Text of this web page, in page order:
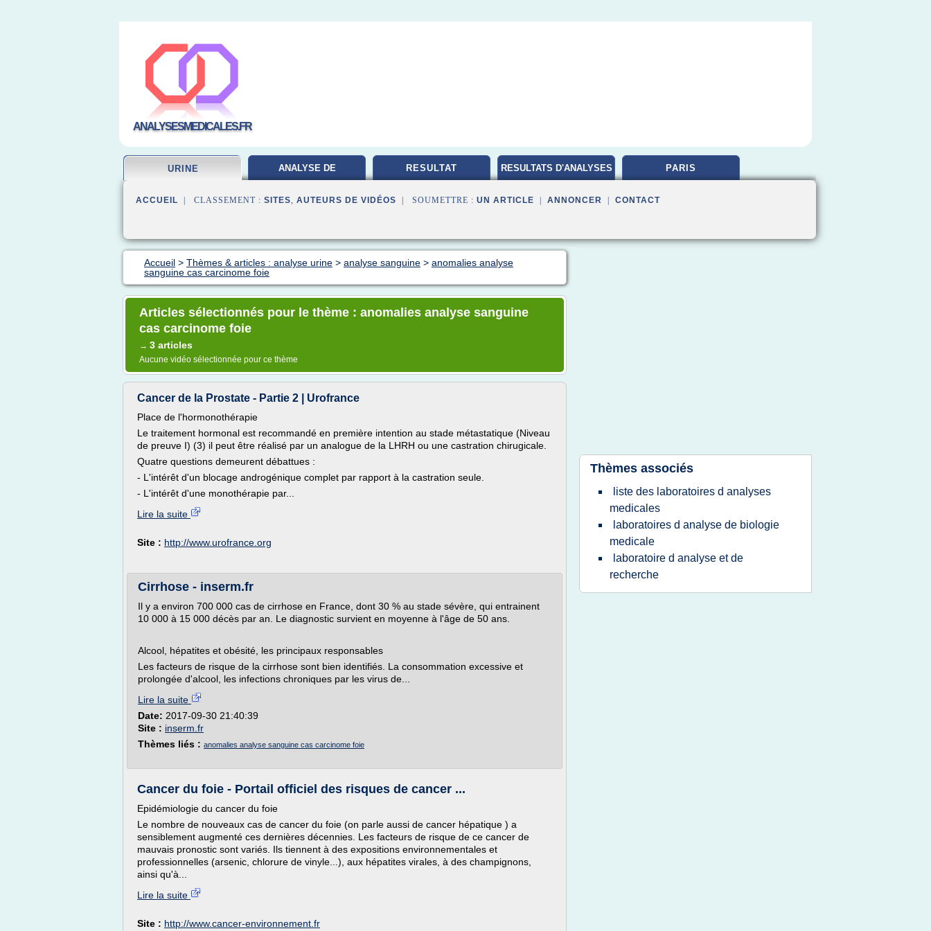
ANALYSESMEDICALES.FR
URINE ANALYSE DE RESULTAT RESULTATS D'ANALYSES PARIS
ACCUEIL | CLASSEMENT : SITES, AUTEURS DE VIDÉOS | SOUMETTRE : UN ARTICLE ANNONCER CONTACT
Accueil > Thèmes & articles : analyse urine > analyse sanguine > anomalies analyse
sanguine cas carcinome foie
Articles sélectionnés pour le thème : anomalies analyse sanguine
cas carcinome foie
→ 3 articles
Aucune vidéo sélectionnée pour ce thème
Cancer de la Prostate - Partie 2 | Urofrance
Place de l'hormonothérapie
Le traitement hormonal est recommandé en première intention au stade métastatique (Niveau
de preuve I) (3) il peut être réalisé par un analogue de la LHRH ou une castration chirugicale.
Quatre questions demeurent débattues :
- L'intérêt d'un blocage androgénique complet par rapport à la castration seule.
- L'intérêt d'une monothérapie par...
Lire la suite
Site : http://www.urofrance.org
Cirrhose - inserm.fr
Il y a environ 700 000 cas de cirrhose en France, dont 30 % au stade sévère, qui entrainent
10 000 à 15 000 décès par an. Le diagnostic survient en moyenne à l'âge de 50 ans.
Alcool, hépatites et obésité, les principaux responsables
Les facteurs de risque de la cirrhose sont bien identifiés. La consommation excessive et
prolongée d'alcool, les infections chroniques par les virus de...
Lire la suite
Date: 2017-09-30 21:40:39
Site : inserm.fr
Thèmes liés : anomalies analyse sanguine cas carcinome foie
Cancer du foie - Portail officiel des risques de cancer ...
Epidémiologie du cancer du foie
Le nombre de nouveaux cas de cancer du foie (on parle aussi de cancer hépatique ) a
sensiblement augmenté ces dernières décennies. Les facteurs de risque de ce cancer de
mauvais pronostic sont variés. Ils tiennent à des expositions environnementales et
professionnelles (arsenic, chlorure de vinyle...), aux hépatites virales, à des champignons,
ainsi qu'à...
Lire la suite
Site : http://www.cancer-environnement.fr
Thèmes associés
liste des laboratoires d analyses
medicales
laboratoires d analyse de biologie
medicale
laboratoire d analyse et de
recherche